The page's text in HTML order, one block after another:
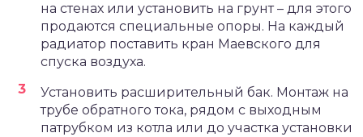
на стенах или установить на грунт – для этого
продаются специальные опоры. На каждый
радиатор поставить кран Маевского для
спуска воздуха.
Установить расширительный бак. Монтаж на
трубе обратного тока, рядом с выходным
патрубком из котла или до участка установки